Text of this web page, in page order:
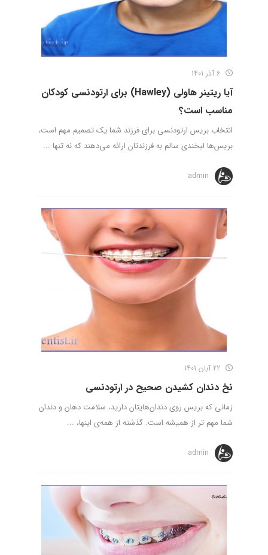
آیا ریتینر هاولی (Hawley) برای ارتودنسی کودکان
مناسب است؟
انتخاب بریس ارتودنسی برای فرزند شما یک تصمیم مهم است،
بریس‌ها لبخندی سالم به فرزندتان ارائه می‌دهند که نه تنها ...
admin
نخ دندان کشیدن صحیح در ارتودنسی
زمانی که بریس روی دندان‌هایتان دارید، سلامت دهان و دندان
شما مهم تر از همیشه است. گذشته از همه‌ی اینها، ...
admin